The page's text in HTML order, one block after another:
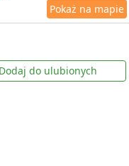
Pokaż na mapie
Dodaj do ulubionych